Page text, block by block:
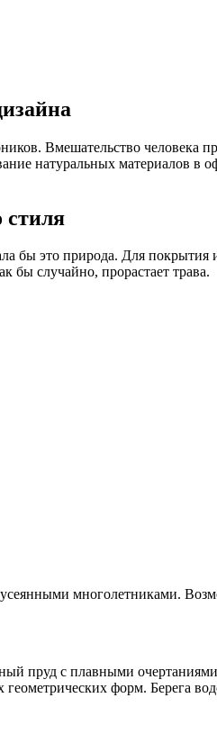
Вмешательство человека
натуральных материалов в
стиля
бы это природа. Для покрытия
бы случайно, прорастает трава.
многолетниками.
пруд с плавными
геометрических форм. Берега